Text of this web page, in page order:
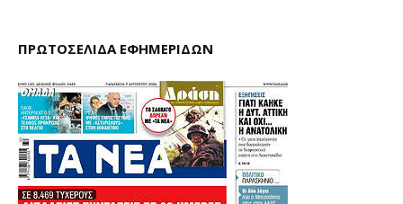
ΠΡΩΤΟΣΕΛΙΔΑ ΕΦΗΜΕΡΙΔΩΝ